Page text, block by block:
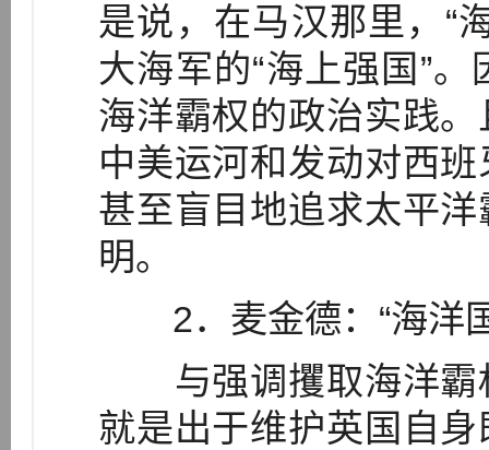
是说，在马汉那里，“
大海军的“海上强国”
海洋霸权的政治实践
中美运河和发动对西
甚至盲目地追求太平
明。
2．麦金德：“海洋国
与强调攫取海洋霸
就是出于维护英国自